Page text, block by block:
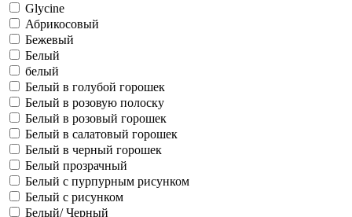
Glycine
Абрикосовый
Бежевый
Белый
белый
Белый в голубой горошек
Белый в розовую полоску
Белый в розовый горошек
Белый в салатовый горошек
Белый в черный горошек
Белый прозрачный
Белый с пурпурным рисунком
Белый с рисунком
Белый/ Черный